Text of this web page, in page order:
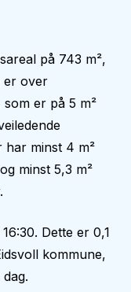
på 743 m²,
er over
er på 5 m²
har minst 4 m²
minst 5,3 m²
Dette er 0,1
kommune,